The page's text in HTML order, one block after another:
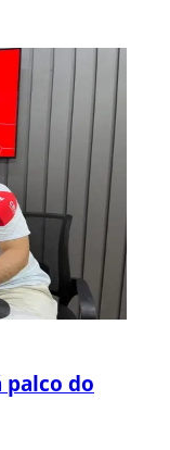
palco do